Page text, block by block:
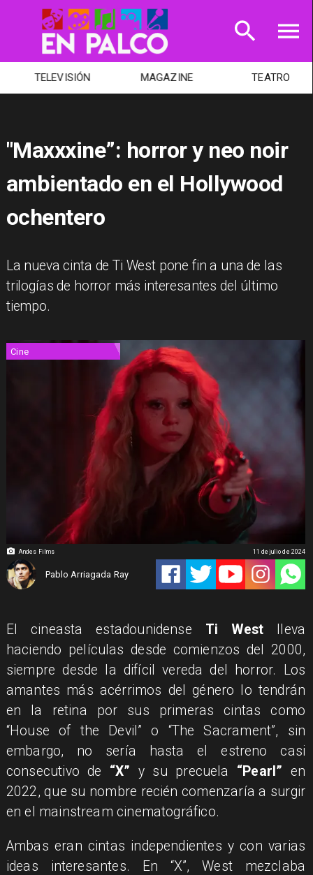
TELEVISIÓN MAGAZINE TEATRO
"Maxxxine”: horror y neo noir
ambientado en el Hollywood
ochentero
La nueva cinta de Ti West pone fin a una de las
trilogías de horror más interesantes del último
tiempo.
Andes Films
Cine
Pablo Arriagada Ray
11 de julio de 2024
El cineasta estadounidense Ti West lleva
haciendo películas desde comienzos del 2000,
siempre desde la difícil vereda del horror. Los
amantes más acérrimos del género lo tendrán
en la retina por sus primeras cintas como
“House of the Devil” o “The Sacrament”, sin
embargo, no sería hasta el estreno casi
consecutivo de “X” y su precuela “Pearl” en
2022, que su nombre recién comenzaría a surgir
en el mainstream cinematográfico.
Ambas eran cintas independientes y con varias
ideas interesantes. En “X”, West mezclaba